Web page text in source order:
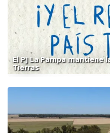
El PJ La Pampa mantiene
Tierras